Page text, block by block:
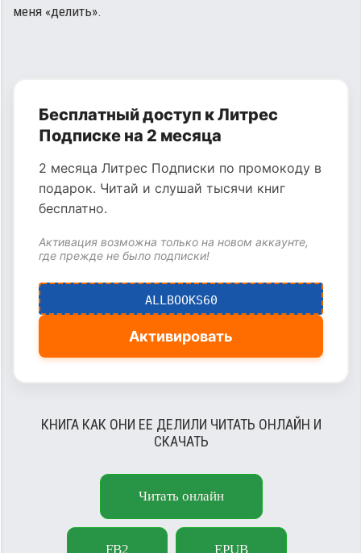
меня «делить».
Бесплатный доступ к Литрес
Подписке на 2 месяца
2 месяца Литрес Подписки по промокоду в
подарок. Читай и слушай тысячи книг
бесплатно.
Активация возможна только на новом аккаунте,
где прежде не было подписки!
ALLBOOKS60
Активировать
КНИГА КАК ОНИ ЕЕ ДЕЛИЛИ ЧИТАТЬ ОНЛАЙН И
СКАЧАТЬ
Читать онлайн
FB2 EPUB